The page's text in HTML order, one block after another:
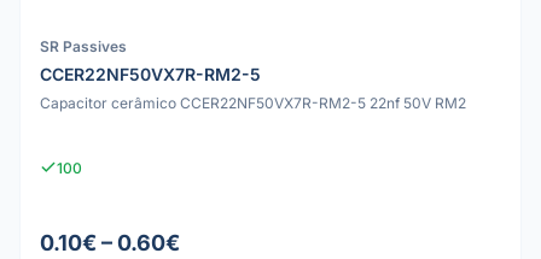
SR Passives
CCER22NF50VX7R-RM2-5
Capacitor cerâmico CCER22NF50VX7R-RM2-5 22nf 50V RM2
100
0.10€ – 0.60€